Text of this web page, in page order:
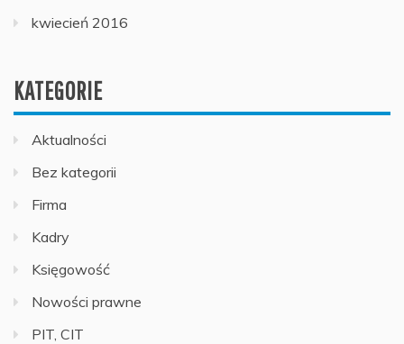
kwiecień 2016
KATEGORIE
Aktualności
Bez kategorii
Firma
Kadry
Księgowość
Nowości prawne
PIT, CIT